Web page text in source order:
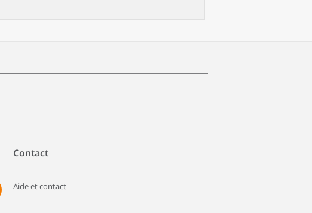
Contact
Aide et contact